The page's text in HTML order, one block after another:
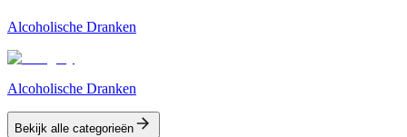
Alcoholische Dranken
Alcoholische Dranken
Bekijk alle categorieën